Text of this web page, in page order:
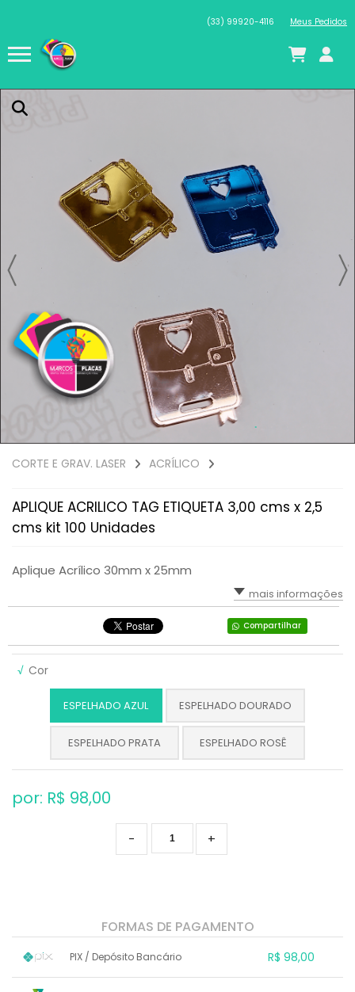
(33) 99920-4116 Meus Pedidos
CORTE E GRAV. LASER ACRÍLICO
APLIQUE ACRILICO TAG ETIQUETA 3,00 cms x 2,5
cms kit 100 Unidades
Aplique Acrílico 30mm x 25mm
mais informações
Compartilhar
√ Cor
ESPELHADO AZUL ESPELHADO DOURADO
ESPELHADO PRATA ESPELHADO ROSÊ
por: R$ 98,00
+
-
FORMAS DE PAGAMENTO
PIX / Depósito Bancário R$ 98,00